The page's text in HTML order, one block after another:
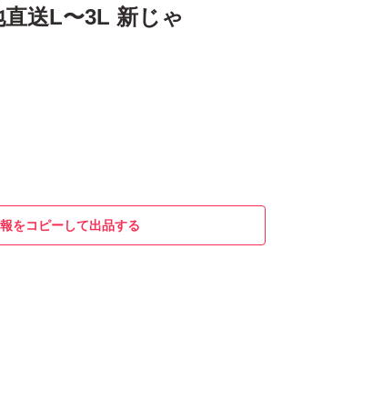
送L〜3L 新じゃ
をコピーして出品する